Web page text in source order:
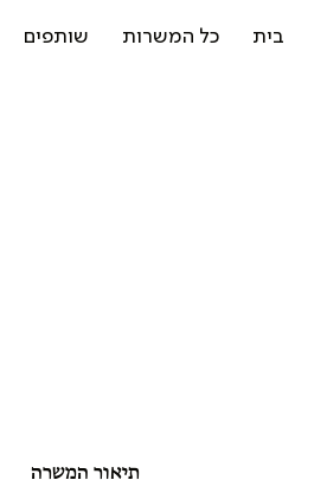
בית כל המשרות שותפים
תיאור המשרה